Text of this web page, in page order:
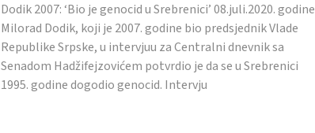
Dodik 2007: ‘Bio je genocid u Srebrenici’ 08.juli.2020. godine
Milorad Dodik, koji je 2007. godine bio predsjednik Vlade
Republike Srpske, u intervjuu za Centralni dnevnik sa
Senadom Hadžifejzovićem potvrdio je da se u Srebrenici
1995. godine dogodio genocid. Intervju